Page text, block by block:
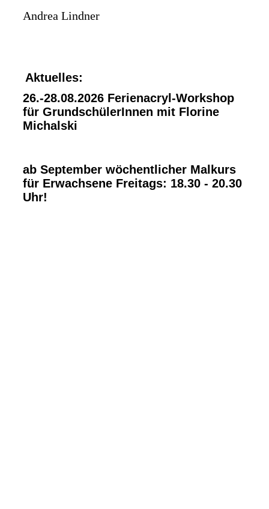
Andrea Lindner
Aktuelles:
26.-28.08.2026 Ferienacryl-Workshop
für GrundschülerInnen mit Florine
Michalski
ab September wöchentlicher Malkurs
für Erwachsene Freitags: 18.30 - 20.30
Uhr!